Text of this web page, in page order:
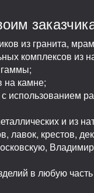
из гранита,
комплексов из
на камне;
использованием
и из
лавок, крестов,
в любую